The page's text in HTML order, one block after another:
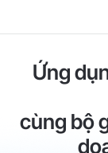
Ứng
cùng bộ